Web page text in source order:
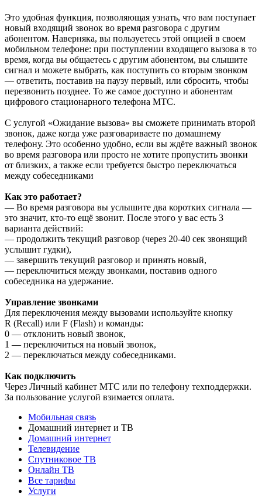
Это удобная функция, позволяющая узнать, что вам поступает
новый входящий звонок во время разговора с другим
абонентом. Наверняка, вы пользуетесь этой опцией в своем
мобильном телефоне: при поступлении входящего вызова в то
время, когда вы общаетесь с другим абонентом, вы слышите
сигнал и можете выбрать, как поступить со вторым звонком
— ответить, поставив на паузу первый, или сбросить, чтобы
перезвонить позднее. То же самое доступно и абонентам
цифрового стационарного телефона МТС.
С услугой «Ожидание вызова» вы сможете принимать второй
звонок, даже когда уже разговариваете по домашнему
телефону. Это особенно удобно, если вы ждёте важный звонок
во время разговора или просто не хотите пропустить звонки
от близких, а также если требуется быстро переключаться
между собеседниками
Как это работает?
— Во время разговора вы услышите два коротких сигнала —
это значит, кто-то ещё звонит. После этого у вас есть 3
варианта действий:
— продолжить текущий разговор (через 20-40 сек звонящий
услышит гудки),
— завершить текущий разговор и принять новый,
— переключиться между звонками, поставив одного
собеседника на удержание.
Управление звонками
Для переключения между вызовами используйте кнопку
R (Recall) или F (Flash) и команды:
0 — отклонить новый звонок,
1 — переключиться на новый звонок,
2 — переключаться между собеседниками.
Как подключить
Через Личный кабинет МТС или по телефону техподдержки.
За пользование услугой взимается оплата.
Мобильная связь
Домашний интернет и ТВ
Домашний интернет
Телевидение
Спутниковое ТВ
Онлайн ТВ
Все тарифы
Услуги